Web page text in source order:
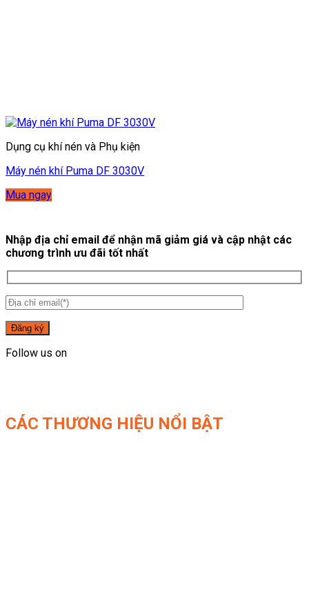
Dụng cụ khí nén và Phụ kiện
Máy nén khí Puma DF 3030V
Mua ngay
Nhập địa chỉ email để nhận mã giảm giá và cập nhật các
chương trình ưu đãi tốt nhất
Follow us on
CÁC THƯƠNG HIỆU NỔI BẬT